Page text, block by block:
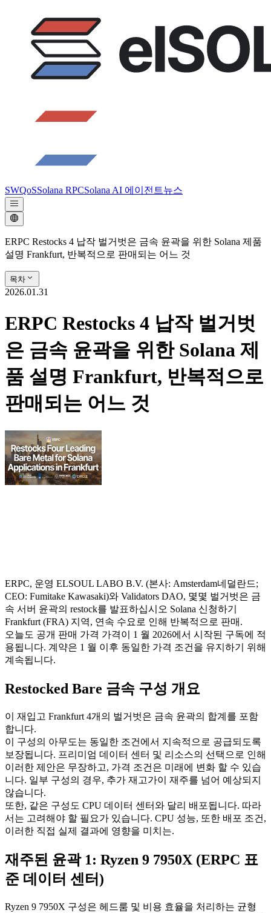
SWQoSSolana RPCSolana AI 에이전트뉴스
ERPC Restocks 4 납작 벌거벗은 금속 윤곽을 위한 Solana 제품
설명 Frankfurt, 반복적으로 판매되는 어느 것
목차
2026.01.31
ERPC Restocks 4 납작 벌거벗
은 금속 윤곽을 위한 Solana 제
품 설명 Frankfurt, 반복적으로
판매되는 어느 것
ERPC, 운영 ELSOUL LABO B.V. (본사: Amsterdam네덜란드;
CEO: Fumitake Kawasaki)와 Validators DAO, 몇몇 벌거벗은 금
속 서버 윤곽의 restock를 발표하십시오 Solana 신청하기
Frankfurt (FRA) 지역, 연속 수요로 인해 반복적으로 판매.
오늘도 공개 판매 가격 가격이 1 월 2026에서 시작된 구독에 적
용됩니다. 계약은 1 월 이후 동일한 가격 조건을 유지하기 위해
계속됩니다.
Restocked Bare 금속 구성 개요
이 재입고 Frankfurt 4개의 벌거벗은 금속 윤곽의 합계를 포함
합니다.
이 구성의 아무도는 동일한 조건에서 지속적으로 공급되도록
보장됩니다. 프리미엄 데이터 센터 및 리소스의 선택으로 인해
이러한 제안은 무장하고, 가격 조건은 미래에 변화 할 수 있습
니다. 일부 구성의 경우, 추가 재고가이 재주를 넘어 예상되지
않습니다.
또한, 같은 구성도 CPU 데이터 센터와 달리 배포됩니다. 따라
서는 고려해야 할 필요가 있습니다. CPU 성능, 또한 배포 조건,
이러한 직접 실제 결과에 영향을 미치는.
재주된 윤곽 1: Ryzen 9 7950X (ERPC 표
준 데이터 센터)
Ryzen 9 7950X 구성은 헤드룸 및 비용 효율을 처리하는 균형